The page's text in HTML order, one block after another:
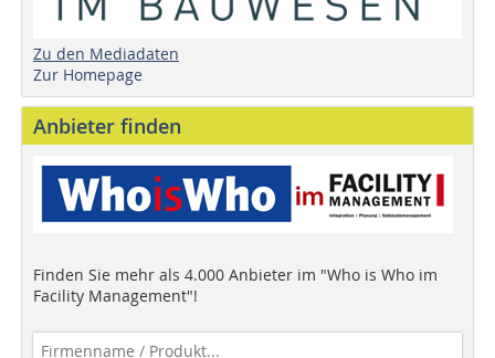
Zu den Mediadaten
Zur Homepage
Anbieter finden
Finden Sie mehr als 4.000 Anbieter im "Who is Who im
Facility Management"!